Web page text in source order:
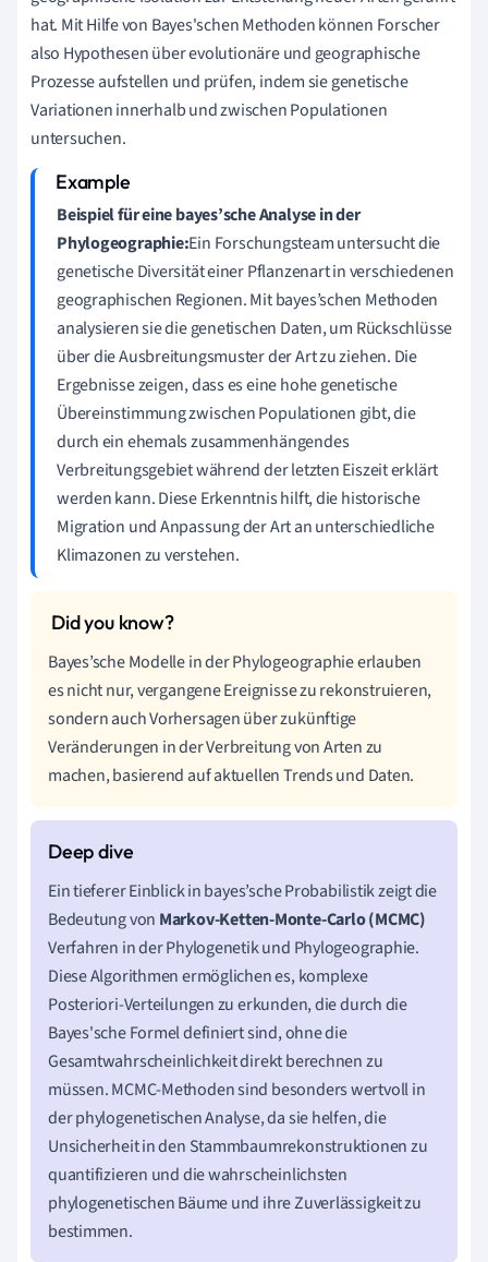
hat. Mit Hilfe von Bayes'schen Methoden können Forscher
also Hypothesen über evolutionäre und geographische
Prozesse aufstellen und prüfen, indem sie genetische
Variationen innerhalb und zwischen Populationen
untersuchen.
Beispiel für eine bayes’sche Analyse in der
Phylogeographie:Ein Forschungsteam untersucht die
genetische Diversität einer Pflanzenart in verschiedenen
geographischen Regionen. Mit bayes’schen Methoden
analysieren sie die genetischen Daten, um Rückschlüsse
über die Ausbreitungsmuster der Art zu ziehen. Die
Ergebnisse zeigen, dass es eine hohe genetische
Übereinstimmung zwischen Populationen gibt, die
durch ein ehemals zusammenhängendes
Verbreitungsgebiet während der letzten Eiszeit erklärt
werden kann. Diese Erkenntnis hilft, die historische
Migration und Anpassung der Art an unterschiedliche
Klimazonen zu verstehen.
Bayes’sche Modelle in der Phylogeographie erlauben
es nicht nur, vergangene Ereignisse zu rekonstruieren,
sondern auch Vorhersagen über zukünftige
Veränderungen in der Verbreitung von Arten zu
machen, basierend auf aktuellen Trends und Daten.
Ein tieferer Einblick in bayes’sche Probabilistik zeigt die
Bedeutung von Markov-Ketten-Monte-Carlo (MCMC)
Verfahren in der Phylogenetik und Phylogeographie.
Diese Algorithmen ermöglichen es, komplexe
Posteriori-Verteilungen zu erkunden, die durch die
Bayes'sche Formel definiert sind, ohne die
Gesamtwahrscheinlichkeit direkt berechnen zu
müssen. MCMC-Methoden sind besonders wertvoll in
der phylogenetischen Analyse, da sie helfen, die
Unsicherheit in den Stammbaumrekonstruktionen zu
quantifizieren und die wahrscheinlichsten
phylogenetischen Bäume und ihre Zuverlässigkeit zu
bestimmen.